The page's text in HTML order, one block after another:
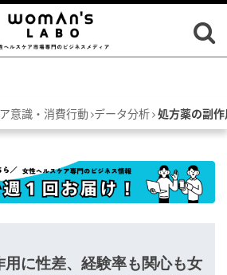
意識・消費行動 データ分析 処方薬の副
用に性差、経験率も関心も女